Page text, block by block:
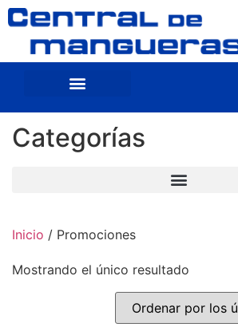
Categorías
Inicio / Promociones
Mostrando el único resultado